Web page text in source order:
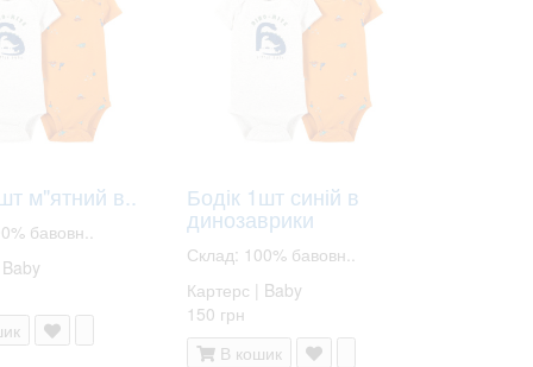
м"ятний в..
бавовн..
Бодік 1шт синій в
динозаврики
Склад: 100% бавовн..
Картерс | Baby
150 грн
В кошик